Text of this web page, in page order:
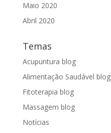
Maio 2020
Abril 2020
Temas
Acupuntura blog
Alimentação Saudável blog
Fitoterapia blog
Massagem blog
Notícias